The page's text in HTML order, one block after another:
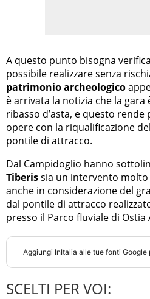
A questo punto bisogna
possibile realizzare senza
patrimonio archeologico
è arrivata la notizia che la gara
ribasso d’asta, e questo
opere con la riqualificazione
pontile di attracco.
Dal Campidoglio hanno
Tiberissia un intervento
anche in considerazione del
dal pontile di attracco
presso il Parco fluviale di Ostia
Aggiungi InItalia alle tue fonti Google
SCELTI PER VOI: